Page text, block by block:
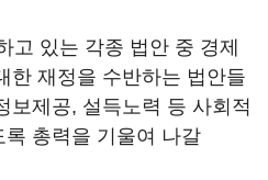
고 있는 각종 법안 중 경제
한 재정을 수반하는 법안들
보제공, 설득노력 등 사회적
총력을 기울여 나갈